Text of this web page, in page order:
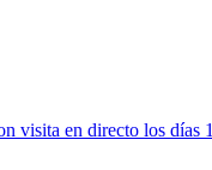
visita en directo los días